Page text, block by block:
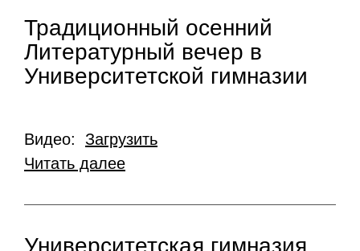
Традиционный осенний
Литературный вечер в
Университетской гимназии
Видео: Загрузить
Читать далее
Университетская гимназия